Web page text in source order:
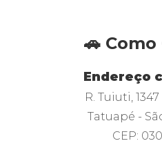
🚗
Endereço
R. Tuiuti,
Tatuapé -
CEP: